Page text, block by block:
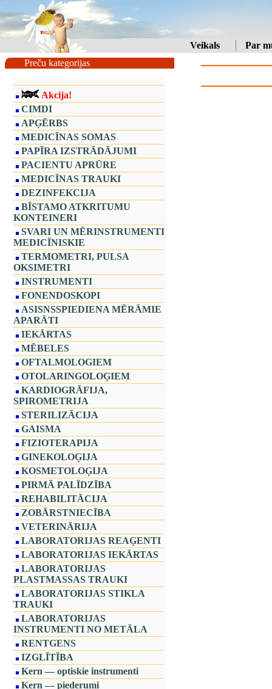
Veikals
Par
Preču kategorijas
Akcija!
CIMDI
APĢĒRBS
MEDICĪNAS SOMAS
PAPĪRA IZSTRĀDĀJUMI
PACIENTU APRŪRE
MEDICĪNAS TRAUKI
DEZINFEKCIJA
BĪSTAMO ATKRITUMU
KONTEINERI
SVARI UN MĒRINSTRUMENTI
MEDICĪNISKIE
TERMOMETRI, PULSA
OKSIMETRI
INSTRUMENTI
FONENDOSKOPI
ASISNSSPIEDIENA MĒRĀMIE
APARĀTI
IEKĀRTAS
MĒBELES
OFTALMOLOGIEM
OTOLARINGOLOĢIEM
KARDIOGRĀFIJA,
SPIROMETRIJA
STERILIZĀCIJA
GAISMA
FIZIOTERAPIJA
GINEKOLOĢIJA
KOSMETOLOĢIJA
PIRMĀ PALĪDZĪBA
REHABILITĀCIJA
ZOBĀRSTNIECĪBA
VETERINĀRIJA
LABORATORIJAS REAĢENTI
LABORATORIJAS IEKĀRTAS
LABORATORIJAS
PLASTMASSAS TRAUKI
LABORATORIJAS STIKLA
TRAUKI
LABORATORIJAS
INSTRUMENTI NO METĀLA
RENTGENS
IZGLĪTĪBA
Kern — optiskie instrumenti
Kern — piederumi